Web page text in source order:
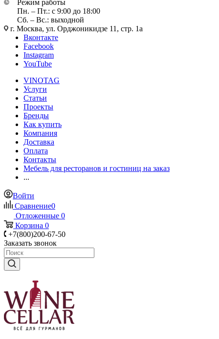
Режим работы
Пн. – Пт.: с 9:00 до 18:00
Сб. – Вс.: выходной
г. Москва, ул. Орджоникидзе 11, стр. 1а
Вконтакте
Facebook
Instagram
YouTube
VINOTAG
Услуги
Статьи
Проекты
Бренды
Как купить
Компания
Доставка
Оплата
Контакты
Мебель для ресторанов и гостиниц на заказ
...
Войти
Сравнение0
Отложенные 0
Корзина 0
+7(800)200-67-50
Заказать звонок